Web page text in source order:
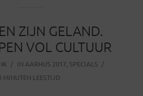
ZIJN GELAND.
VOL CULTUUR
IN AARHUS 2017, SPECIALS
MINUTEN LEESTIJD